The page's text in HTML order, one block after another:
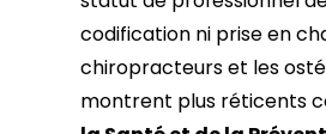
codification ni prise en
chiropracteurs et les
montrent plus réticents